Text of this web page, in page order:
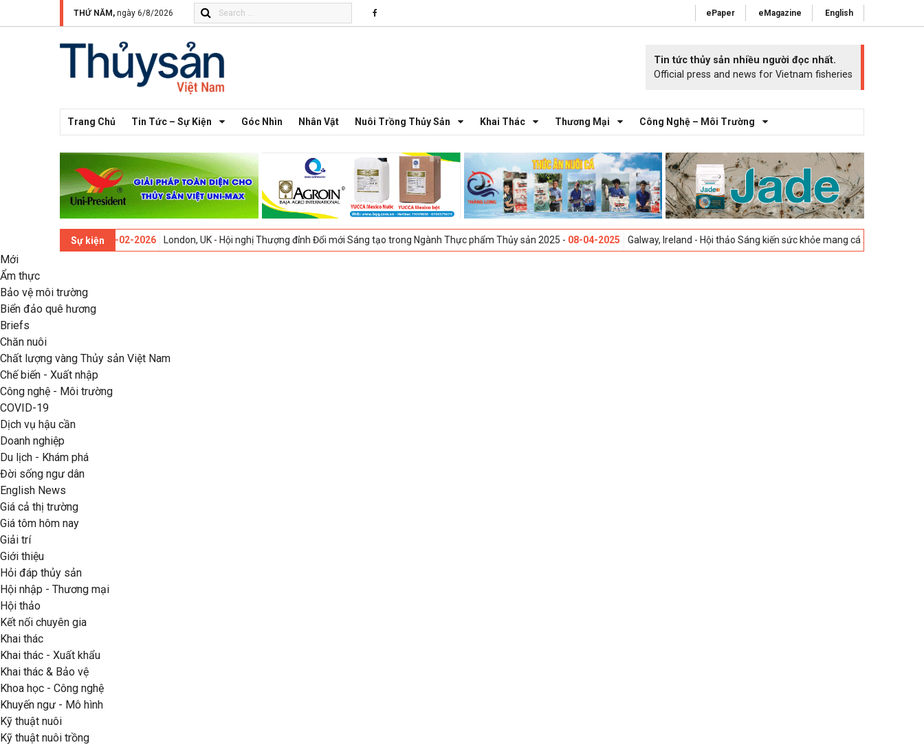
THỨ NĂM, ngày 6/8/2026 ePaper eMagazine English
Tin tức thủy sản nhiều người đọc nhất.
Official press and news for Vietnam fisheries
Trang Chủ Tin Tức – Sự Kiện Góc Nhìn Nhân Vật Nuôi Trồng Thủy Sản Khai Thác Thương Mại Công Nghệ – Môi Trường
Sự kiện
09-02-2026 London, UK - Hội nghị Thượng đỉnh Đổi mới Sáng tạo trong Ngành Thực phẩm Thủy sản 2025 -08-04-2025 Galway, Ireland - Hội thảo Sáng kiến sức khỏe mang cá 2025 -23-04-2025
Mới
Ẩm thực
Bảo vệ môi trường
Biển đảo quê hương
Briefs
Chăn nuôi
Chất lượng vàng Thủy sản Việt Nam
Chế biến - Xuất nhập
Công nghệ - Môi trường
COVID-19
Dịch vụ hậu cần
Doanh nghiệp
Du lịch - Khám phá
Đời sống ngư dân
English News
Giá cả thị trường
Giá tôm hôm nay
Giải trí
Giới thiệu
Hỏi đáp thủy sản
Hội nhập - Thương mại
Hội thảo
Kết nối chuyên gia
Khai thác
Khai thác - Xuất khẩu
Khai thác & Bảo vệ
Khoa học - Công nghệ
Khuyến ngư - Mô hình
Kỹ thuật nuôi
Kỹ thuật nuôi trồng